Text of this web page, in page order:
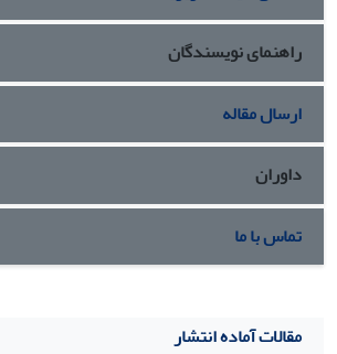
عملکرد دانشگاه‌های باز و همچنین
روش‌های آموزش از راه دور به کار گرفته
کارت امتیازی متوازن در بخش دانشگاهی
راهنمای نویسندگان
ارسال مقاله
داوران
تماس با ما
مقالات آماده انتشار